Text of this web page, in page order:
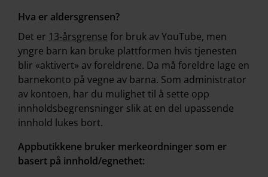
Hva er aldersgrensen?
Det er 13-årsgrense for bruk av YouTube, men
yngre barn kan bruke plattformen hvis tjenesten
blir «aktivert» av foreldrene. Da må foreldre lage en
barnekonto på vegne av barna. Som administrator
av kontoen, har du mulighet til å sette opp
innholdsbegrensninger slik at en del upassende
innhold lukes bort.
Appbutikkene bruker merkeordninger som er
basert på innhold/egnethet: